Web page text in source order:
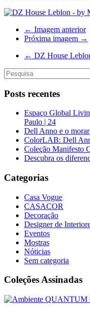
← Imagem anterior
Próxima imagem →
← DZ House
Posts recentes
Espaço Global
Paulo | 24
Dell Anno e o
ColorLAB: Dell
Coleção Manifesto
Descubra os
Categorias
Casa Vogue
CASACOR
Decoração
Designer de
Eventos
Mostras
Nóticias
Sem categoria
Coleções Assinadas